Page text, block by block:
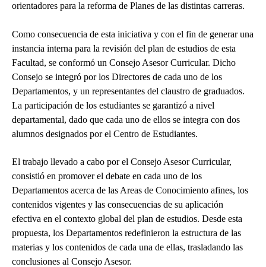
orientadores para la reforma de Planes de las distintas carreras.
Como consecuencia de esta iniciativa y con el fin de generar una
instancia interna para la revisión del plan de estudios de esta
Facultad, se conformó un Consejo Asesor Curricular. Dicho
Consejo se integró por los Directores de cada uno de los
Departamentos, y un representantes del claustro de graduados.
La participación de los estudiantes se garantizó a nivel
departamental, dado que cada uno de ellos se integra con dos
alumnos designados por el Centro de Estudiantes.
El trabajo llevado a cabo por el Consejo Asesor Curricular,
consistió en promover el debate en cada uno de los
Departamentos acerca de las Areas de Conocimiento afines, los
contenidos vigentes y las consecuencias de su aplicación
efectiva en el contexto global del plan de estudios. Desde esta
propuesta, los Departamentos redefinieron la estructura de las
materias y los contenidos de cada una de ellas, trasladando las
conclusiones al Consejo Asesor.